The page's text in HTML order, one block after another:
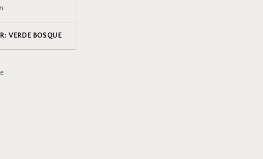
VERDE BOSQUE